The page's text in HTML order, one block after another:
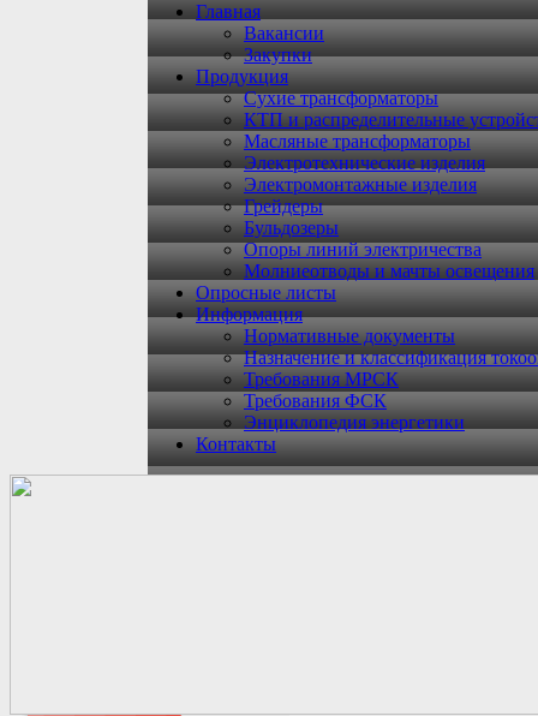
Главная
Вакансии
Закупки
Продукция
Сухие трансформаторы
КТП и распределительные
Масляные трансформаторы
Электротехнические изделия
Электромонтажные изделия
Грейдеры
Бульдозеры
Опоры линий электричества
Молниеотводы и мачты освещения
Опросные листы
Информация
Нормативные документы
Назначение и классификация
Требования МРСК
Требования ФСК
Энциклопедия энергетики
Контакты